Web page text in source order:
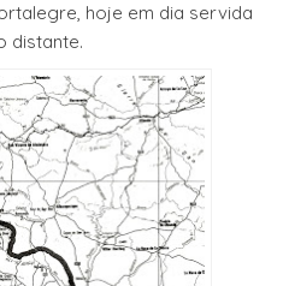
hoje em dia servida
distante.